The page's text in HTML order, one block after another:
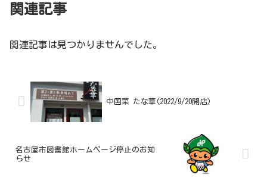
関連記事
関連記事は見つかりませんでした。
中国菜 たな華(2022/9/20開店)
名古屋市図書館ホームページ停止のお知
らせ